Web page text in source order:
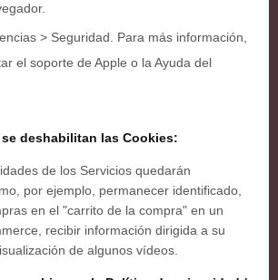
> Seguridad. Para más información,
el soporte de Apple o la Ayuda del
deshabilitan las Cookies:
de los Servicios quedarán
por ejemplo, permanecer identificado,
en el "carrito de la compra" en un
recibir información dirigida a su
de algunos vídeos.